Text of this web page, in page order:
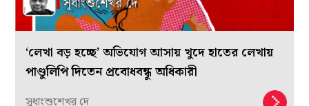
‘লেখা বড় হচ্ছে’ অভিযোগ আসায় খুদে হাতের লেখায়
পাণ্ডুলিপি দিতেন প্রবোধবন্ধু অধিকারী
সুধাংশুশেখর দে